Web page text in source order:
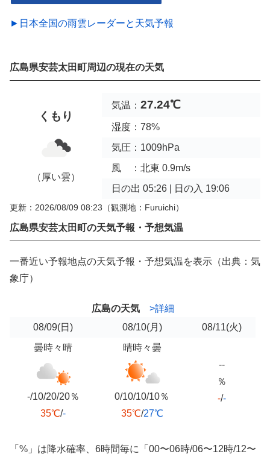
►日本全国の雨雲レーダーと天気予報
広島県安芸太田町周辺の現在の天気
くもり
（厚い雲）
気温： 27.24℃
湿度：78%
気圧：1009hPa
風 ：北東 0.9m/s
日の出 05:26 | 日の入 19:06
更新：2026/08/09 08:23 （観測地：Furuichi）
広島県安芸太田町の天気予報・予想気温
一番近い予報地点の天気予報・予想気温を表示（出典：気
象庁）
広島の天気
>詳細
08/09(日) 08/10(月) 08/11(火)
曇時々晴
-/10/20/20％
35℃/-
晴時々曇
0/10/10/10％
35℃/27℃
--
％
-/-
「%」は降水確率、6時間毎に「00〜06時/06〜12時/12〜